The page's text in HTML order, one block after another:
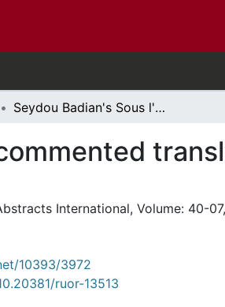
Seydou Badian's Sous l'orage a commented translation.
International, Volume: 40-
10393/3972
ruor-13513